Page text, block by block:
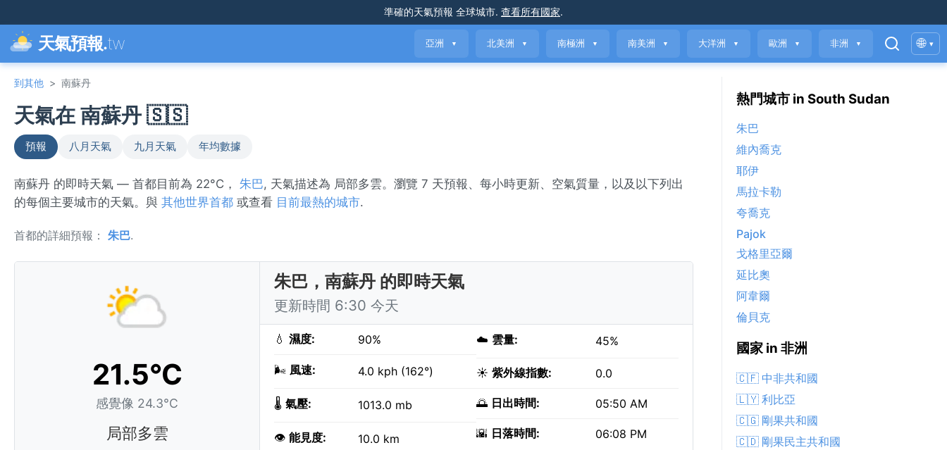
準確的天氣預報 全球城市. 查看所有國家.
天氣預報.tw 亞洲 ▼ 北美洲 ▼ 南極洲 ▼ 南美洲 ▼ 大洋洲 ▼ 歐洲 ▼ 非洲 ▼ 🌐 ▾
到其他 > 南蘇丹
天氣在 南蘇丹 🇸🇸
預報 八月天氣 九月天氣 年均數據
南蘇丹 的即時天氣 — 首都目前為 22°C， 朱巴, 天氣描述為 局部多雲。瀏覽 7 天預報、每小時更新、空氣質量，以及以下列出
的每個主要城市的天氣。與 其他世界首都 或查看 目前最熱的城市.
首都的詳細預報： 朱巴.
21.5°C
感覺像 24.3°C
局部多雲
朱巴，南蘇丹 的即時天氣
更新時間 6:30 今天
💧 濕度: 90%
🌬️ 風速: 4.0 kph (162°)
🌡️ 氣壓: 1013.0 mb
👁️ 能見度: 10.0 km
☁️ 雲量: 45%
☀️ 紫外線指數: 0.0
🌅 日出時間: 05:50 AM
🌇 日落時間: 06:08 PM
熱門城市 in South Sudan
朱巴
維內喬克
耶伊
馬拉卡勒
夸喬克
Pajok
戈格里亞爾
延比奧
阿韋爾
倫貝克
國家 in 非洲
🇨🇫 中非共和國
🇱🇾 利比亞
🇨🇬 剛果共和國
🇨🇩 剛果民主共和國